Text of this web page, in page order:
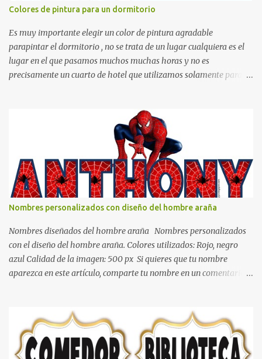
Colores de pintura para un dormitorio
Es muy importante elegir un color de pintura agradable
parapintar el dormitorio , no se trata de un lugar cualquiera es el
lugar en el que pasamos muchos muchas horas y no es
precisamente un cuarto de hotel que utilizamos solamente para
cómodo y también para nuestra vista. Te mostramos algunas
sugerencias que pueden brindar la elegancia y estilo que buscas
para tu dormitorio. El color naranja es una buena opción para
recibir esa luz y felicidad que todo ser humano necesita. El color
blanco es ideal para lograr el relax total, es un color que va con
todo y además es color bastante limpio que te dará esa sensación
de calidez. Los colores terra son excelentes para usar en el
dormitorio nos brinda esa sensación de tranquilidad y confort. El
color gris es un color muy relajante y por lo tanto entra en la lista
de colo...
Nombres personalizados con diseño del hombre araña
Nombres diseñados del hombre araña Nombres personalizados
con el diseño del hombre araña. Colores utilizados: Rojo, negro
azul Calidad de la imagen: 500 px Si quieres que tu nombre
aparezca en este artículo, comparte tu nombre en un comentario y
decorar el dormitorio con pósters Cama con diseño de ring de
boxeo Ideas para decoraciones de fiestas infantiles Cosas bonitas
que se pueden hacer con gomas de coche